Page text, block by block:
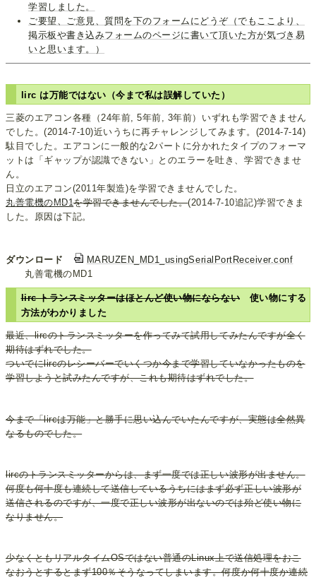
学習しました。
ご要望、ご意見、質問を下のフォームにどうぞ（でもここより、
掲示板や書き込みフォームのページに書いて頂いた方が気づき易
いと思います。）
lirc は万能ではない（今まで私は誤解していた）
三菱のエアコン各種（24年前, 5年前, 3年前）いずれも学習できません
でした。(2014-7-10)近いうちに再チャレンジしてみます。(2014-7-14)
駄目でした。エアコンに一般的な2パートに分かれたタイプのフォーマ
ットは「ギャップが認識できない」とのエラーを吐き、学習できませ
ん。
日立のエアコン(2011年製造)を学習できませんでした。
丸善電機のMD1を学習できませんでした。(2014-7-10追記)学習できま
した。原因は下記。
ダウンロード
MARUZEN_MD1_usingSerialPortReceiver.conf
丸善電機のMD1
lirc トランスミッターはほとんど使い物にならない 使い物にする
方法がわかりました
最近、lircのトランスミッターを作ってみて試用してみたんですが全く
期待はずれでした。
ついでにlircのレシーバーでいくつか今まで学習していなかったものを
学習しようと試みたんですが、これも期待はずれでした。
今まで「lircは万能」と勝手に思い込んでいたんですが、実態は全然異
なるものでした。
lircのトランスミッターからは、まず一度では正しい波形が出ません。
何度も何十度も連続して送信しているうちにはまず必ず正しい波形が
送信されるのですが、一度で正しい波形が出ないのでは殆ど使い物に
なりません。
少なくともリアルタイムOSではない普通のLinux上で送信処理をおこ
なおうとするとまず100％そうなってしまいます。何度か何十度か連続